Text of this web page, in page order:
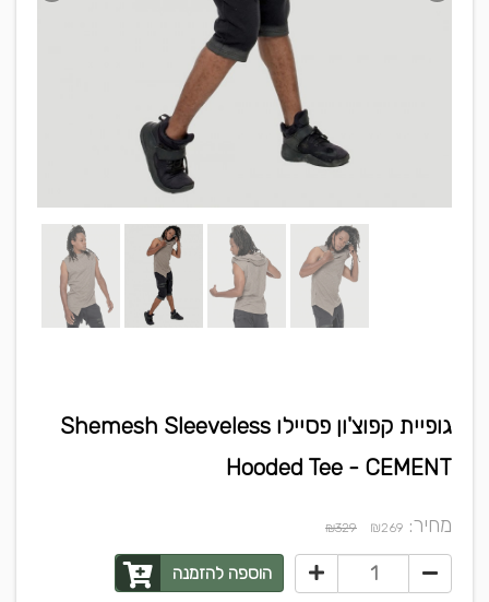
גופיית קפוצ'ון פסיילו Shemesh Sleeveless
Hooded Tee - CEMENT
מחיר: ₪269
₪329
הוספה להזמנה